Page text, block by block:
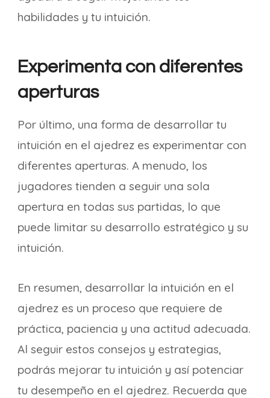
habilidades y tu intuición.
Experimenta con diferentes
aperturas
Por último, una forma de desarrollar tu
intuición en el ajedrez es experimentar con
diferentes aperturas. A menudo, los
jugadores tienden a seguir una sola
apertura en todas sus partidas, lo que
puede limitar su desarrollo estratégico y su
intuición.
En resumen, desarrollar la intuición en el
ajedrez es un proceso que requiere de
práctica, paciencia y una actitud adecuada.
Al seguir estos consejos y estrategias,
podrás mejorar tu intuición y así potenciar
tu desempeño en el ajedrez. Recuerda que